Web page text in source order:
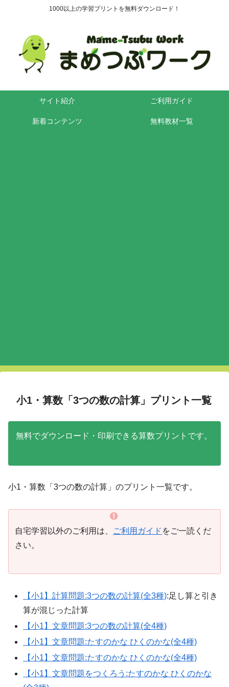
1000以上の学習プリントを無料ダウンロード！
サイト紹介 ご利用ガイド
新着コンテンツ 無料教材一覧
小1・算数「3つの数の計算」プリント一覧
無料でダウンロード・印刷できる算数プリントです。
小1・算数「3つの数の計算」のプリント一覧です。
自宅学習以外のご利用は、 ご利用ガイド をご一読くだ
さい。
【小1】計算問題:3つの数の計算(全3種):足し算と引き
算が混じった計算
【小1】文章問題:3つの数の計算(全4種)
【小1】文章問題:たすのかな ひくのかな(全4種)
【小1】文章問題:たすのかな ひくのかな(全4種)
【小1】文章問題をつくろう:たすのかな ひくのかな